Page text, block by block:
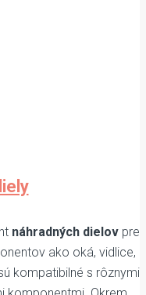
náhradných dielovpre
ako oká, vidlice,
kompatibilné s rôznymi